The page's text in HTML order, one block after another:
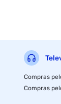
Compras
Compras